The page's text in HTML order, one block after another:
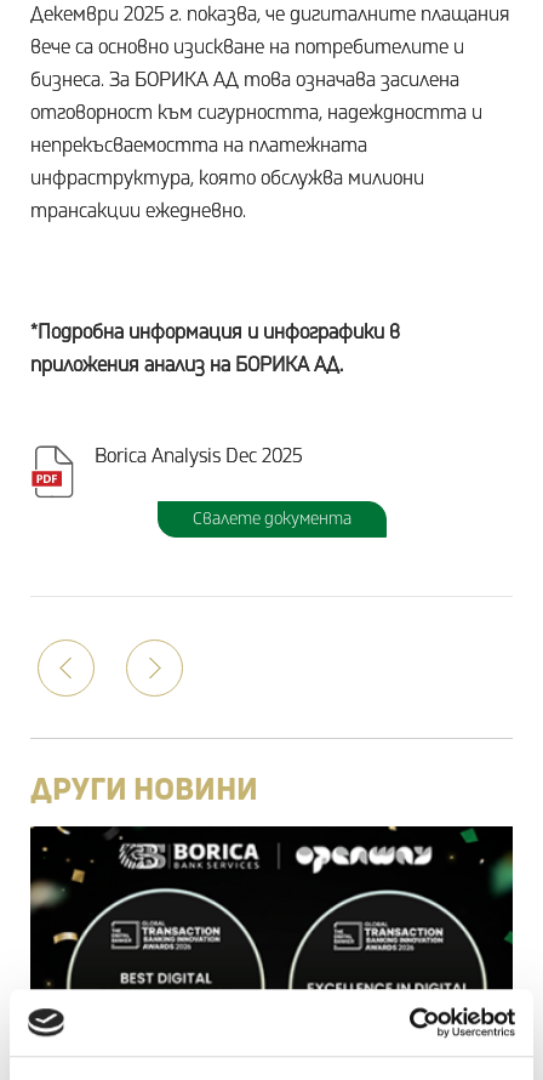
Декември 2025 г. показва, че дигиталните плащания
вече са основно изискване на потребителите и
бизнеса. За БОРИКА АД това означава засилена
отговорност към сигурността, надеждността и
непрекъсваемостта на платежната
инфраструктура, която обслужва милиони
трансакции ежедневно.
*Подробна информация и инфографики в
приложения анализ на БОРИКА АД.
Borica Analysis Dec 2025
Свалете документа
Prev Следваща
ДРУГИ НОВИНИ